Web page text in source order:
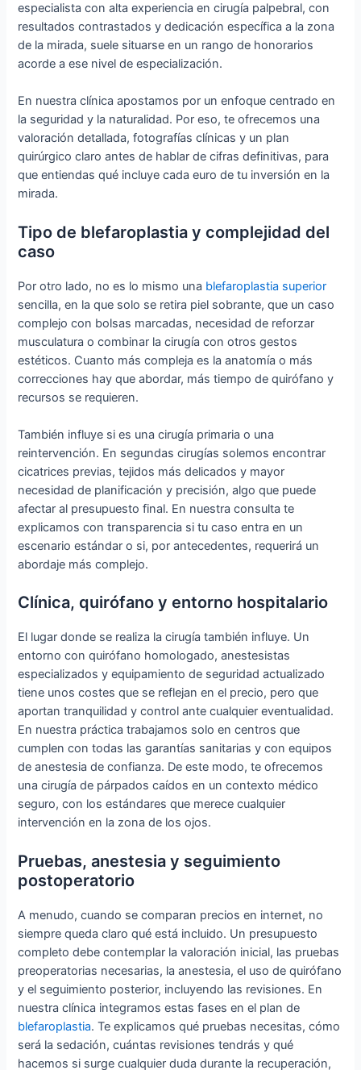
especialista con alta experiencia en cirugía palpebral, con
resultados contrastados y dedicación específica a la zona
de la mirada, suele situarse en un rango de honorarios
acorde a ese nivel de especialización.
En nuestra clínica apostamos por un enfoque centrado en
la seguridad y la naturalidad. Por eso, te ofrecemos una
valoración detallada, fotografías clínicas y un plan
quirúrgico claro antes de hablar de cifras definitivas, para
que entiendas qué incluye cada euro de tu inversión en la
mirada.
Tipo de blefaroplastia y complejidad del
caso
Por otro lado, no es lo mismo una blefaroplastia superior
sencilla, en la que solo se retira piel sobrante, que un caso
complejo con bolsas marcadas, necesidad de reforzar
musculatura o combinar la cirugía con otros gestos
estéticos. Cuanto más compleja es la anatomía o más
correcciones hay que abordar, más tiempo de quirófano y
recursos se requieren.
También influye si es una cirugía primaria o una
reintervención. En segundas cirugías solemos encontrar
cicatrices previas, tejidos más delicados y mayor
necesidad de planificación y precisión, algo que puede
afectar al presupuesto final. En nuestra consulta te
explicamos con transparencia si tu caso entra en un
escenario estándar o si, por antecedentes, requerirá un
abordaje más complejo.
Clínica, quirófano y entorno hospitalario
El lugar donde se realiza la cirugía también influye. Un
entorno con quirófano homologado, anestesistas
especializados y equipamiento de seguridad actualizado
tiene unos costes que se reflejan en el precio, pero que
aportan tranquilidad y control ante cualquier eventualidad.
En nuestra práctica trabajamos solo en centros que
cumplen con todas las garantías sanitarias y con equipos
de anestesia de confianza. De este modo, te ofrecemos
una cirugía de párpados caídos en un contexto médico
seguro, con los estándares que merece cualquier
intervención en la zona de los ojos.
Pruebas, anestesia y seguimiento
postoperatorio
A menudo, cuando se comparan precios en internet, no
siempre queda claro qué está incluido. Un presupuesto
completo debe contemplar la valoración inicial, las pruebas
preoperatorias necesarias, la anestesia, el uso de quirófano
y el seguimiento posterior, incluyendo las revisiones. En
nuestra clínica integramos estas fases en el plan de
blefaroplastia. Te explicamos qué pruebas necesitas, cómo
será la sedación, cuántas revisiones tendrás y qué
hacemos si surge cualquier duda durante la recuperación,